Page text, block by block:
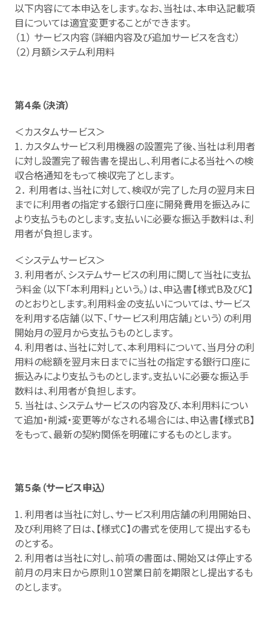
以下内容にて本申込をします。なお、当社は、本申込記載項
目については適宜変更することができます。
（１） サービス内容（詳細内容及び追加サービスを含む）
（２）月額システム利用料
第４条（決済）
＜カスタムサービス＞
1. カスタムサービス利用機器の設置完了後、当社は利用者
に対し設置完了報告書を提出し、利用者による当社への検
収合格通知をもって検収完了とします。
２． 利用者は、当社に対して、検収が完了した月の翌月末日
までに利用者の指定する銀行口座に開発費用を振込みに
より支払うものとします。支払いに必要な振込手数料は、利
用者が負担します。
＜システムサービス＞
3. 利用者が、システムサービスの利用に関して当社に支払
う料金（以下「本利用料」という。）は、申込書【様式B及びC】
のとおりとします。利用料金の支払いについては、サービス
を利用する店舗（以下、「サービス利用店舗」という）の利用
開始月の翌月から支払うものとします。
4. 利用者は、当社に対して、本利用料について、当月分の利
用料の総額を翌月末日までに当社の指定する銀行口座に
振込みにより支払うものとします。支払いに必要な振込手
数料は、利用者が負担します。
5. 当社は、システムサービスの内容及び、本利用料につい
て追加・削減・変更等がなされる場合には、申込書【様式B】
をもって、最新の契約関係を明確にするものとします。
第５条（サービス申込）
1. 利用者は当社に対し、サービス利用店舗の利用開始日、
及び利用終了日は、【様式C】の書式を使用して提出するも
のとする。
2. 利用者は当社に対し、前項の書面は、開始又は停止する
前月の月末日から原則１０営業日前を期限とし提出するも
のとします。